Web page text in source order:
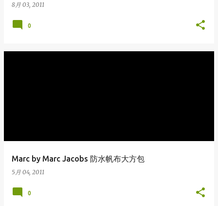
8月 03, 2011
0
Marc by Marc Jacobs 防水帆布大方包
5月 04, 2011
0